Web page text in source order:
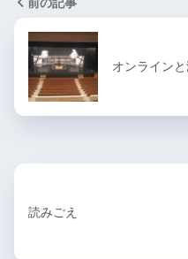
前の記事
オンライン
読みごえ